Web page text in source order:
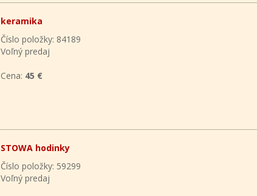
keramika
Číslo položky: 84189
Voľný predaj
Cena: 45 €
STOWA hodinky
Číslo položky: 59299
Voľný predaj